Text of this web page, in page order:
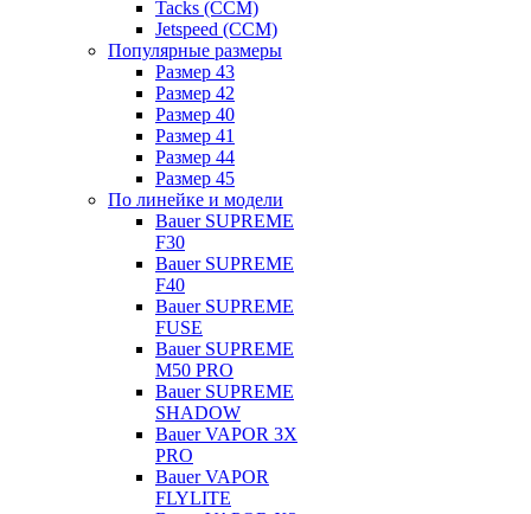
Tacks (CCM)
Jetspeed (CCM)
Популярные размеры
Размер 43
Размер 42
Размер 40
Размер 41
Размер 44
Размер 45
По линейке и модели
Bauer SUPREME
F30
Bauer SUPREME
F40
Bauer SUPREME
FUSE
Bauer SUPREME
M50 PRO
Bauer SUPREME
SHADOW
Bauer VAPOR 3X
PRO
Bauer VAPOR
FLYLITE